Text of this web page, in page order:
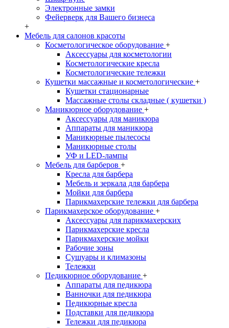
Электронные замки
Фейерверк для Вашего бизнеса
+
Мебель для салонов красоты
Косметологическое оборудование +
Аксессуары для косметологии
Косметологические кресла
Косметологические тележки
Кушетки массажные и косметологические +
Кушетки стационарные
Массажные столы складные ( кушетки )
Маникюрное оборудование +
Аксессуары для маникюра
Аппараты для маникюра
Маникюрные пылесосы
Маникюрные столы
УФ и LED-лампы
Мебель для барберов +
Кресла для барбера
Мебель и зеркала для барбера
Мойки для барбера
Парикмахерские тележки для барбера
Парикмахерское оборудование +
Аксессуары для парикмахерских
Парикмахерские кресла
Парикмахерские мойки
Рабочие зоны
Сушуары и климазоны
Тележки
Педикюрное оборудование +
Аппараты для педикюра
Ванночки для педикюра
Педикюрные кресла
Подставки для педикюра
Тележки для педикюра